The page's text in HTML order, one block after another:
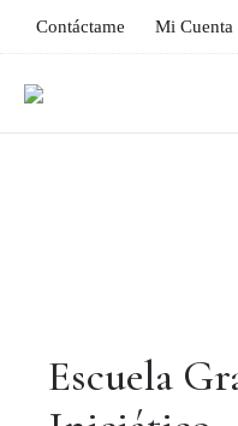
Contáctame Mi Cuenta
Escuela